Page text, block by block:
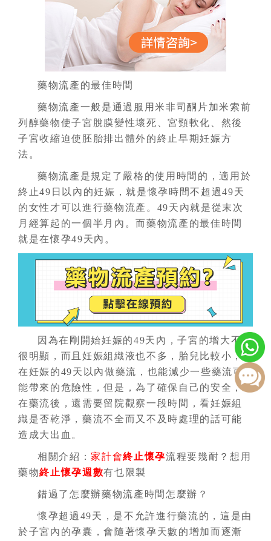
藥物流產的最佳時間
藥物流產一般是通過服用米非司酮片加米索前
列醇藥物使子宮脫膜變性壞死、宮頸軟化、然後
子宮收縮迫使胚胎排出體外的終止早期妊娠方
法。
藥物流產是規定了嚴格的使用時間的，適用於
終止49日以內的妊娠，就是懷孕時間不超過49天
的女性才可以進行藥物流產。49天內就是從末次
月經算起的一個半月內。而藥物流產的最佳時間
就是在懷孕49天內。
因為在剛開始妊娠的49天內，子宮的增大不是
很明顯，而且妊娠組織液也不多，胎兒比較小，
在妊娠的49天以內做藥流，也能減少一些藥流可
能帶來的危險性，但是，為了確保自己的安全，
在藥流後，還需要留院觀察一段時間，看妊娠組
織是否乾淨，藥流不全而又不及時處理的話可能
造成大出血。
相關介紹：家計會終止懷孕流程要幾耐？想用
藥物終止懷孕週數有乜限製
錯過了怎麼辦藥物流產時間怎麼辦？
懷孕超過49天，是不允許進行藥流的，這是由
於子宮內的孕囊，會隨著懷孕天數的增加而逐漸